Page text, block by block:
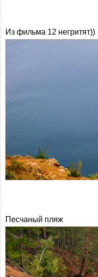
Из фильма 12 негритят))
Песчаный пляж